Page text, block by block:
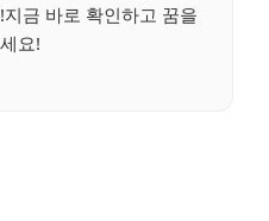
금 바로 확인하고 꿈을
요!